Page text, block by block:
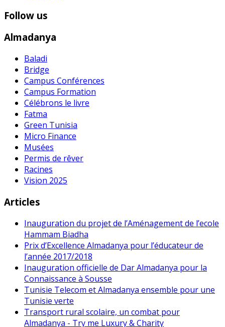
Follow us
Almadanya
Baladi
Bridge
Campus Conférences
Campus Formation
Célébrons le livre
Fatma
Green Tunisia
Micro Finance
Musées
Permis de rêver
Racines
Vision 2025
Articles
Inauguration du projet de l’Aménagement de l’ecole
Hammam Biadha
Prix d’Excellence Almadanya pour l’éducateur de
l’année 2017/2018
Inauguration officielle de Dar Almadanya pour la
Connaissance à Sousse
Tunisie Telecom et Almadanya ensemble pour une
Tunisie verte
Transport rural scolaire, un combat pour
Almadanya - Try me Luxury & Charity